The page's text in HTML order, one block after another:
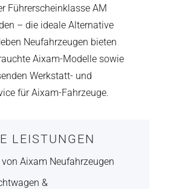
Führerscheinklasse AM
– die ideale Alternative
Neufahrzeugen bieten
Aixam-Modelle sowie
Werkstatt- und
für Aixam-Fahrzeuge.
LEISTUNGEN
Aixam Neufahrzeugen
&